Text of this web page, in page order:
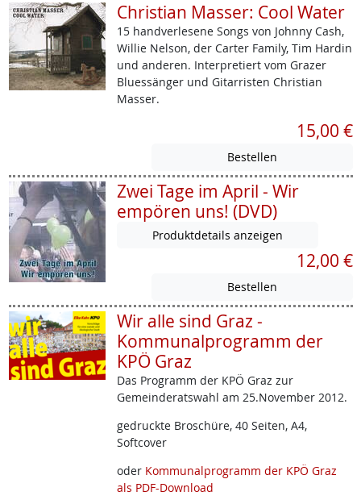
Christian Masser: Cool Water
15 handverlesene Songs von Johnny Cash,
Willie Nelson, der Carter Family, Tim Hardin
und anderen. Interpretiert vom Grazer
Bluessänger und Gitarristen Christian
Masser.
15,00 €
Zwei Tage im April - Wir
empören uns! (DVD)
Produktdetails anzeigen
12,00 €
Wir alle sind Graz -
Kommunalprogramm der
KPÖ Graz
Das Programm der KPÖ Graz zur
Gemeinderatswahl am 25.November 2012.
gedruckte Broschüre, 40 Seiten, A4,
Softcover
oder Kommunalprogramm der KPÖ Graz
als PDF-Download